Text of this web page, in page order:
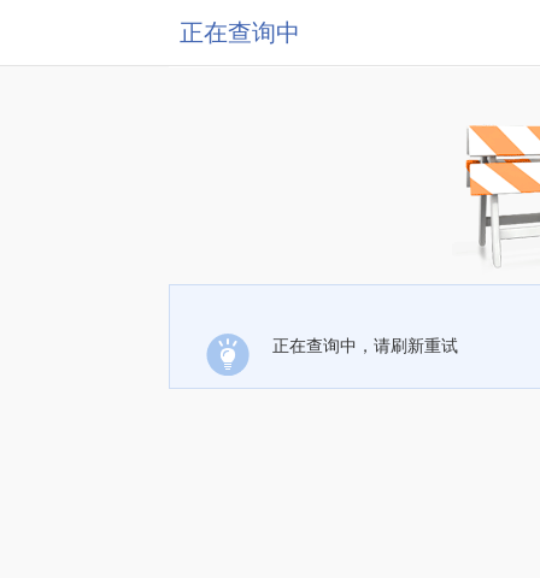
正在查询中
正在查询中，请刷新重试